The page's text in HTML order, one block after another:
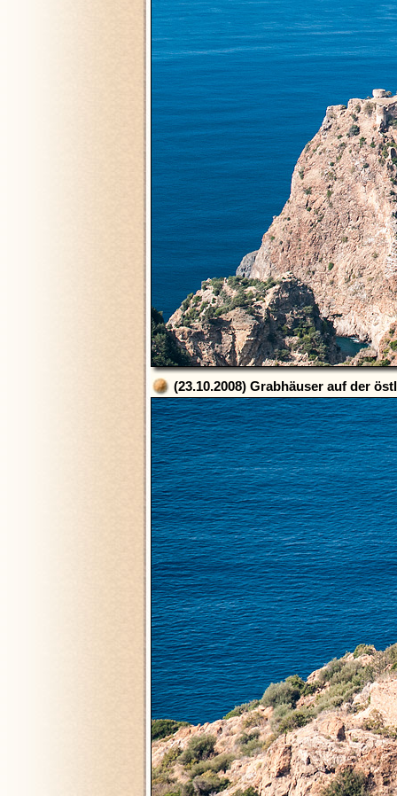
(23.10.2008) Grabhäuser auf der